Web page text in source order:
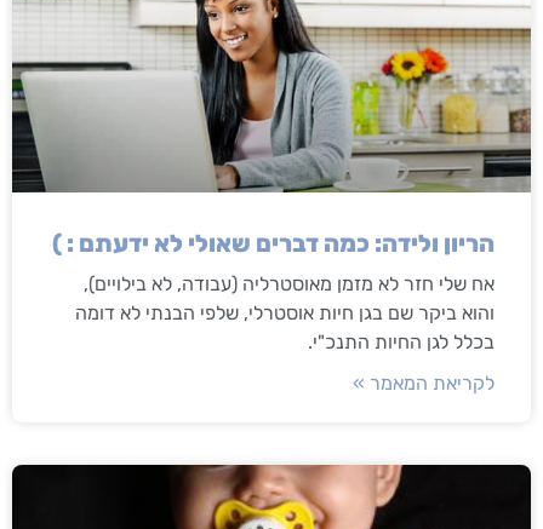
הריון ולידה: כמה דברים שאולי לא ידעתם : )
אח שלי חזר לא מזמן מאוסטרליה (עבודה, לא בילויים),
והוא ביקר שם בגן חיות אוסטרלי, שלפי הבנתי לא דומה
בכלל לגן החיות התנכ"י.
לקריאת המאמר »